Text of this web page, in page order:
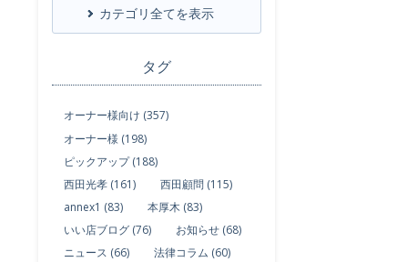
カテゴリ全てを表示
タグ
オーナー様向け (357)
オーナー様 (198)
ピックアップ (188)
西田光孝 (161)
西田顧問 (115)
annex1 (83)
本厚木 (83)
いい店ブログ (76)
お知らせ (68)
ニュース (66)
法律コラム (60)